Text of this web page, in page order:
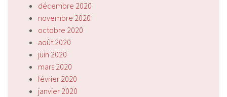
décembre 2020
novembre 2020
octobre 2020
août 2020
juin 2020
mars 2020
février 2020
janvier 2020